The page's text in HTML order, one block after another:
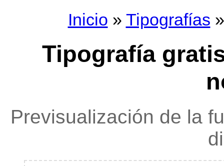
Inicio » Tipografías
Tipografía
Previsualización de la